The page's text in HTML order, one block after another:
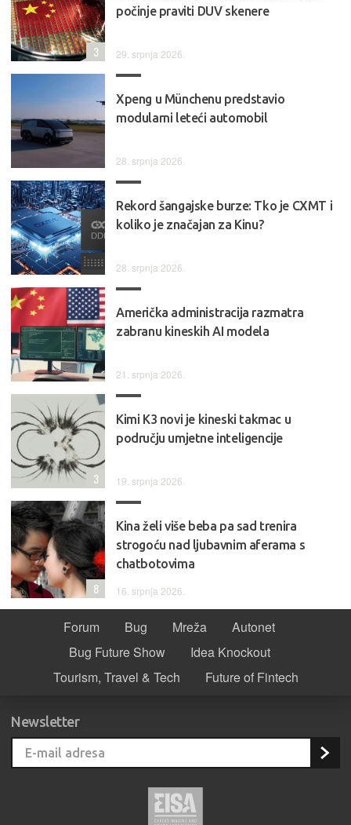
počinje praviti DUV skenere
29. srpnja 2026.
3
Xpeng u Münchenu predstavio
modularni leteći automobil
28. srpnja 2026.
Rekord šangajske burze: Tko je CXMT i
koliko je značajan za Kinu?
28. srpnja 2026.
Američka administracija razmatra
zabranu kineskih AI modela
21. srpnja 2026.
Kimi K3 novi je kineski takmac u
području umjetne inteligencije
19. srpnja 2026.
3
Kina želi više beba pa sad trenira
strogoću nad ljubavnim aferama s
chatbotovima
16. srpnja 2026.
8
Forum Bug Mreža
Autonet
Bug Future Show
Idea Knockout
Tourism, Travel & Tech
Future of Fintech
Newsletter